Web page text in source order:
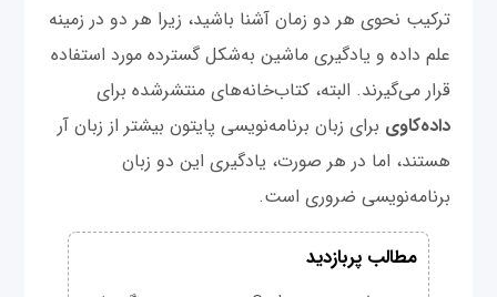
ترکیب نحوی هر دو زمان آشنا باشید، زیرا هر دو در زمینه
علم داده و یادگیری ماشین به‌شکل گسترده مورد استفاده
قرار می‌گیرند. البته، کتاب‌خانه‌های منتشر‌شده برای
داده‌کاوی برای زبان برنامه‌نویسی پایتون بیشتر از زبان آر
هستند، اما در هر صورت، یادگیری این دو زبان
برنامه‌نویسی ضروری است.
مطالب پربازدید